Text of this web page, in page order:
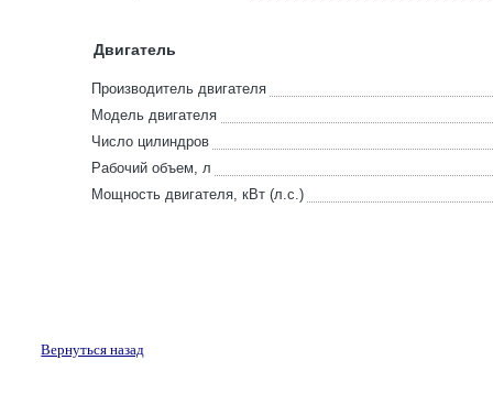
Двигатель
Производитель двигателя
Модель двигателя
Число цилиндров
Рабочий объем, л
Мощность двигателя, кВт (л.с.)
Вернуться назад